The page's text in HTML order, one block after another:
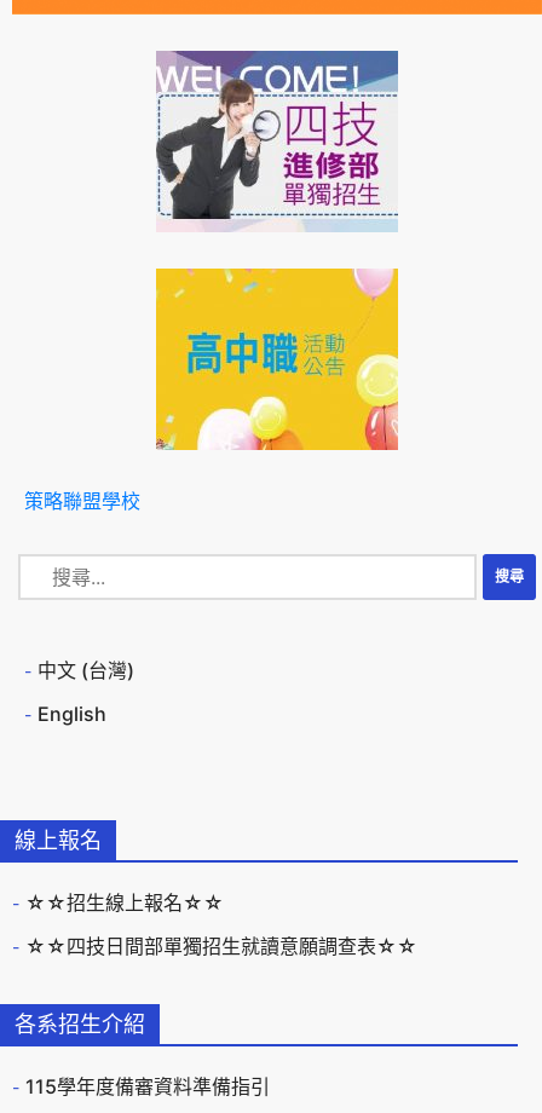
線上報名
☆☆招生線上報名☆☆
☆☆四技日間部單獨招生就讀意願調查表☆☆
各系招生介紹
115學年度備審資料準備指引
策略聯盟學校
中文 (台灣)
English